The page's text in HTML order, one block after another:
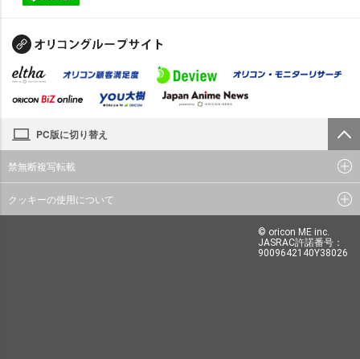
PC版に切り替え
禁無断複写転載
クッキーの使用について
© oricon ME inc.
JASRAC許諾番号：
9009642140Y38026